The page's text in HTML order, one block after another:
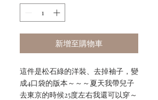
新增至購物車
這件是松石綠的洋裝、去掉袖子，變
成4口袋的版本～～～夏天我帶兒子
去東京的時候25度左右我還可以穿～